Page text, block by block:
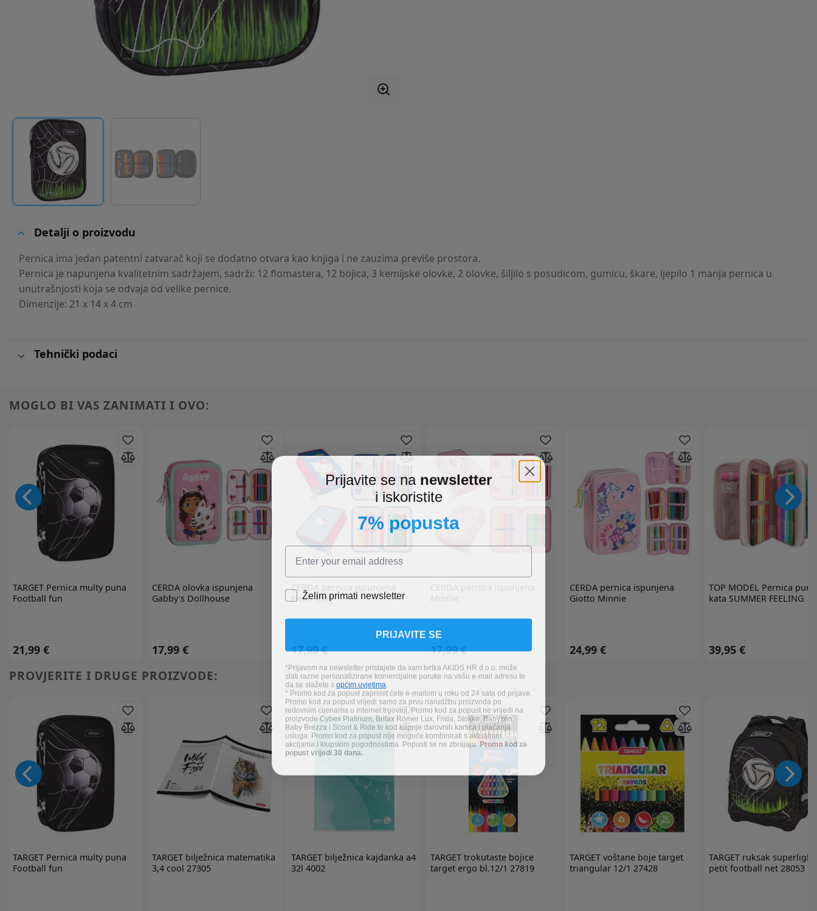
Detalji o proizvodu
Pernica ima jedan patentni zatvarač koji se dodatno otvara kao knjiga i ne zauzima previše prostora.
Pernica je napunjena kvalitetnim sadržajem, sadrži: 12 flomastera, 12 bojica, 3 kemijske olovke, 2 olovke, šiljilo s posudicom, gumicu, škare, ljepilo 1 manja pernica u
unutrašnjosti koja se odvaja od velike pernice.
Dimenzije: 21 x 14 x 4 cm
Tehnički podaci
MOGLO BI VAS ZANIMATI I OVO:
TARGETPernica multy puna
Football fun
21,99 €
CERDA olovka ispunjena
Gabby's Dollhouse
17,99 €
CERDA pernica ispunjena
Hello Kitty
17,99 €
CERDA pernica ispunjena
Minnie
17,99 €
CERDApernica ispunjena
Giotto Minnie
24,99 €
TOP MODEL Pernica
kata SUMMER FEELING
39,95 €
PROVJERITE I DRUGE PROIZVODE:
TARGETPernica multy puna
Football fun
TARGETbilježnica matematika
3,4 cool 27305
TARGETbilježnica kajdanka a4
32l 4002
TARGETtrokutaste bojice
target ergo bl.12/1 27819
TARGETvoštane boje target
triangular 12/1 27428
TARGETruksak superlight
petit football net 28053
Prijavite se na newsletter
i iskoristite
7% popusta
Želim primati newsletter
PRIJAVITE SE
*Prijavom na newsletter pristajete da vam tvrtka AKIDS HR d.o.o. može
slati razne personalizirane komercijalne poruke na vašu e-mail adresu te
da se slažete sopćim uvjetima.
* Promo kod za popust zaprimit ćete e-mailom u roku od 24 sata od prijave.
Promo kod za popust vrijedi samo za prvu narudžbu proizvoda po
redovnim cijenama u internet trgovini. Promo kod za popust ne vrijedi na
proizvode Cybex Platinum, Britax Römer Lux, Frida, Stokke, Babyzen,
Baby Brezza i Scoot & Ride te kod kupnje darovnih kartica i plaćanja
usluga. Promo kod za popust nije moguće kombinirati s aktualnim
akcijama i klupskim pogodnostima. Popusti se ne zbrajaju.Promo kod za
popust vrijedi 30 dana.